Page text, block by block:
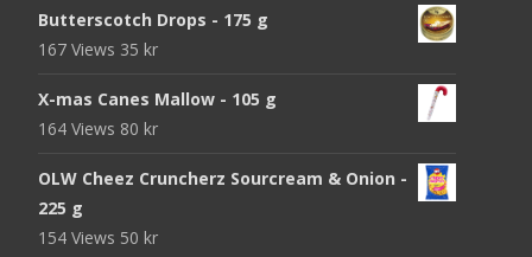
Butterscotch Drops - 175 g
167 Views 35 kr
X-mas Canes Mallow - 105 g
164 Views 80 kr
OLW Cheez Cruncherz Sourcream & Onion -
225 g
154 Views 50 kr